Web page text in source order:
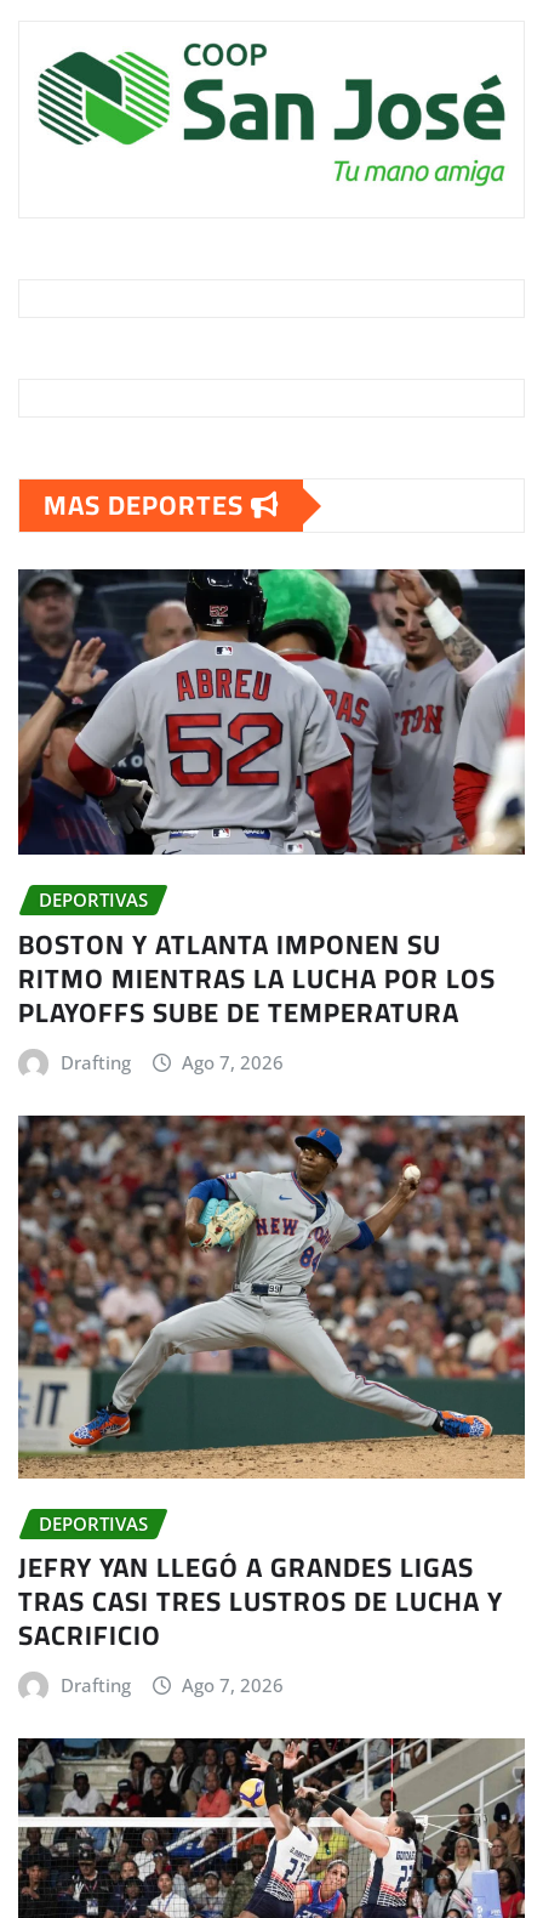
MAS DEPORTES
DEPORTIVAS
BOSTON Y ATLANTA IMPONEN SU
RITMO MIENTRAS LA LUCHA POR LOS
PLAYOFFS SUBE DE TEMPERATURA
Drafting Ago 7, 2026
DEPORTIVAS
JEFRY YAN LLEGÓ A GRANDES LIGAS
TRAS CASI TRES LUSTROS DE LUCHA Y
SACRIFICIO
Drafting Ago 7, 2026